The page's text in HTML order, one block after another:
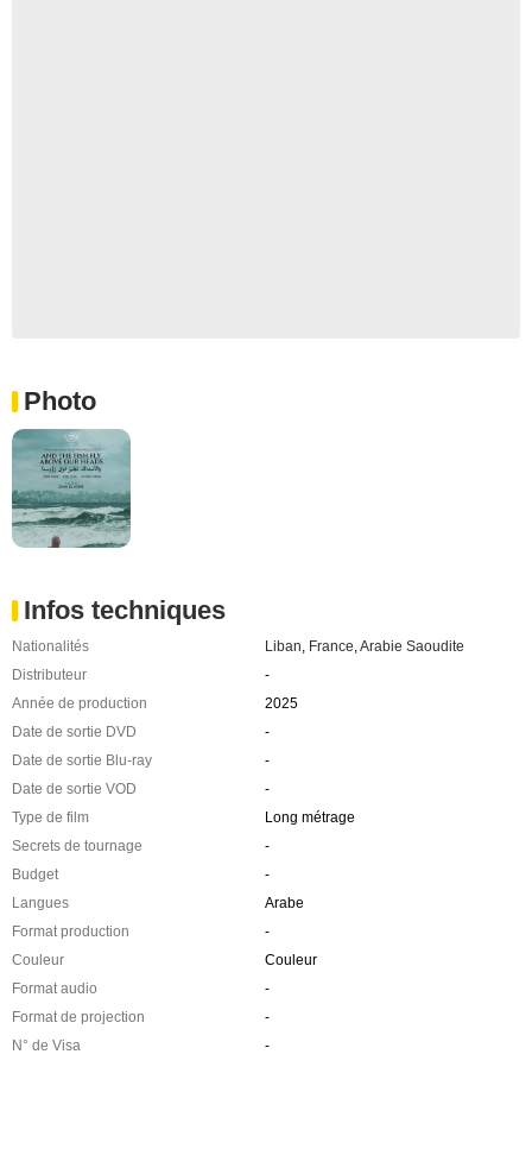
Photo
Infos techniques
Nationalités Liban France Arabie Saoudite
Distributeur
-
Année de production
2025
Date de sortie DVD
-
Date de sortie Blu-ray
-
Date de sortie VOD
-
Type de film
Long métrage
Secrets de tournage
-
Budget
-
Langues
Arabe
Format production
-
Couleur
Couleur
Format audio
-
Format de projection
-
N° de Visa
-